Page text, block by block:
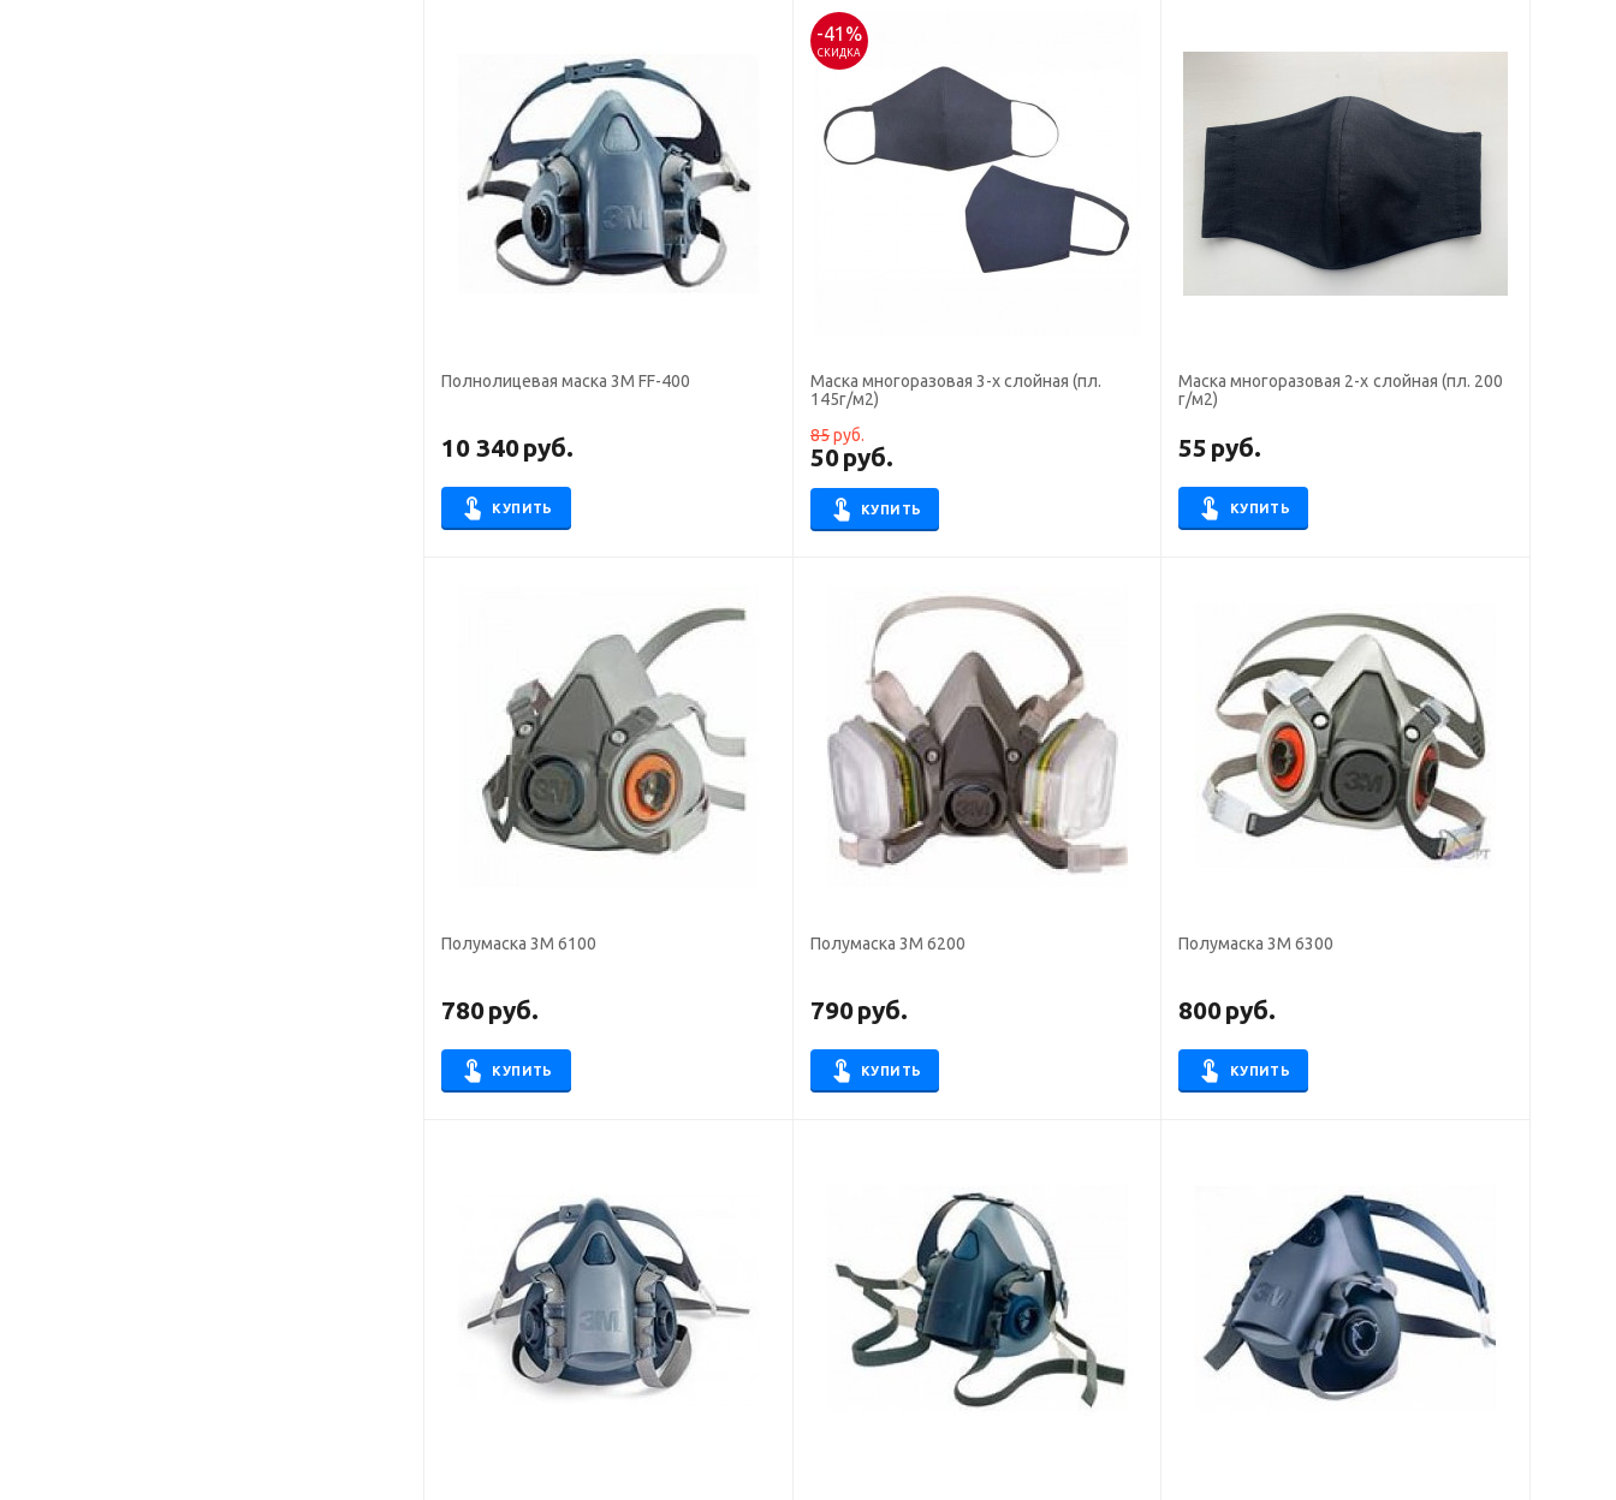
Полнолицевая маска 3М FF-400
10 340руб.
КУПИТЬ
-41%
СКИДКА
Маска многоразовая 3-х слойная (пл.
145г/м2)
85 руб.
50руб.
КУПИТЬ
Маска многоразовая 2-х слойная (пл. 200
г/м2)
55 руб.
КУПИТЬ
Полумаска 3М 6100
780руб.
КУПИТЬ
Полумаска 3М 6200
790руб.
КУПИТЬ
Полумаска 3М 6300
800руб.
КУПИТЬ